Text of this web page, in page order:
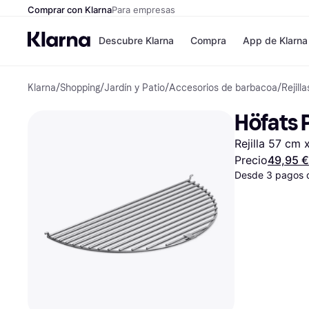
Comprar con KlarnaPara empresas
Descubre Klarna
Formas de
Paga ahora
Paga en 3 plazos
Paga en 30 días
Financiación
Klarna en Apple
Compra
Tiendas
Shein
Zalando Prive
Zara
JD Sports
App de Klarna
Klarna/Shopping/Jardín y Patio/Accesorios de barbacoa/
Höfats
Rejilla 57 cm
Precio49,95 €
Desde 3 pagos